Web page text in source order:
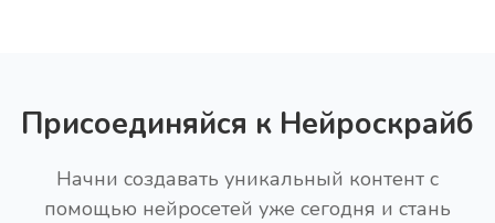
Присоединяйся к Нейроскрайб
Начни создавать уникальный контент с
помощью нейросетей уже сегодня и стань